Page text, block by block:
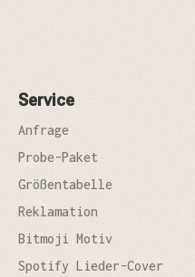
Service
Anfrage
Probe-Paket
Größentabelle
Reklamation
Bitmoji Motiv
Spotify Lieder-Cover